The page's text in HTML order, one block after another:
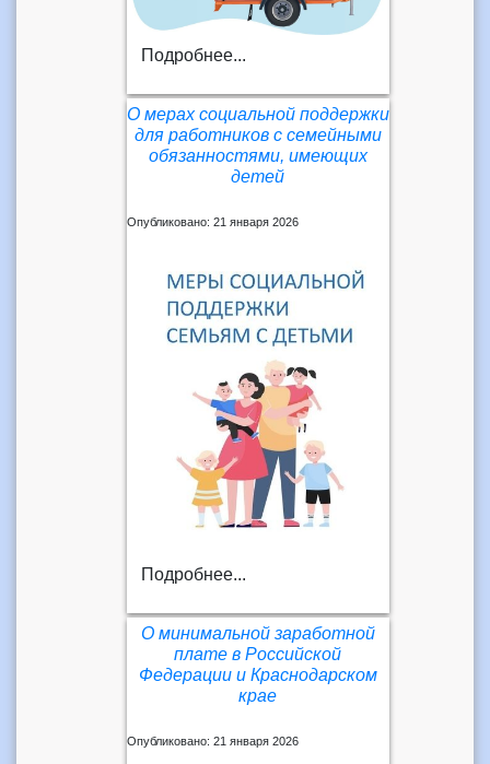
Подробнее...
О мерах социальной поддержки
для работников с семейными
обязанностями, имеющих
детей
Опубликовано: 21 января 2026
Подробнее...
О минимальной заработной
плате в Российской
Федерации и Краснодарском
крае
Опубликовано: 21 января 2026